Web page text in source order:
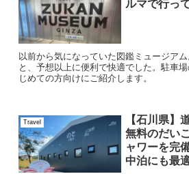
ルマで行っ
以前から気になっていた図鑑ミュージア
と、予想以上に便利で快適でした。駐車
じめての方向けにご紹介します。
Travel
【石川県】
無料のだい
ャワーを完
中泊にも最